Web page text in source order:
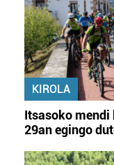
KIROLA
Itsasoko
29an egingo